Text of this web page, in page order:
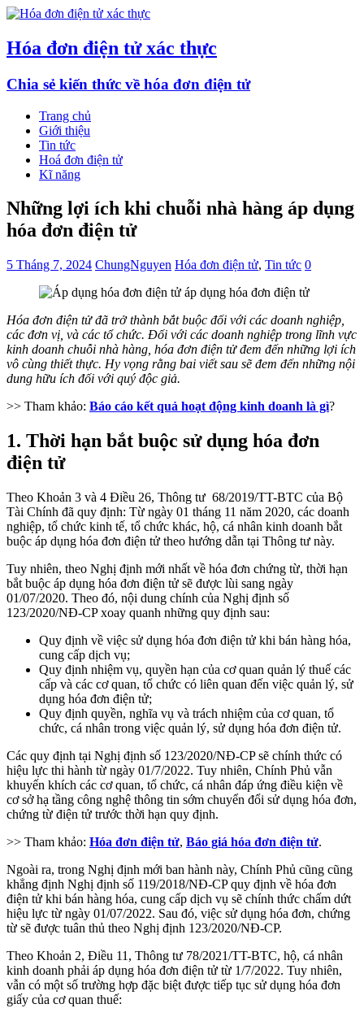
Hóa đơn điện tử xác thực
Chia sẻ kiến thức về hóa đơn điện tử
Trang chủ
Giới thiệu
Tin tức
Hoá đơn điện tử
Kĩ năng
Những lợi ích khi chuỗi nhà hàng áp dụng
hóa đơn điện tử
5 Tháng 7, 2024 ChungNguyen Hóa đơn điện tử, Tin tức 0
Hóa đơn điện tử đã trở thành bắt buộc đối với các doanh nghiệp,
các đơn vị, và các tổ chức. Đối với các doanh nghiệp trong lĩnh vực
kinh doanh chuỗi nhà hàng, hóa đơn điện tử đem đến những lợi ích
vô cùng thiết thực. Hy vọng rằng bai viết sau sẽ đem đến những nội
dung hữu ích đối với quý độc giả.
>> Tham khảo: Báo cáo kết quả hoạt động kinh doanh là gì?
1. Thời hạn bắt buộc sử dụng hóa đơn
điện tử
Theo Khoản 3 và 4 Điều 26, Thông tư 68/2019/TT-BTC của Bộ
Tài Chính đã quy định: Từ ngày 01 tháng 11 năm 2020, các doanh
nghiệp, tổ chức kinh tế, tổ chức khác, hộ, cá nhân kinh doanh bắt
buộc áp dụng hóa đơn điện tử theo hướng dẫn tại Thông tư này.
Tuy nhiên, theo Nghị định mới nhất về hóa đơn chứng từ, thời hạn
bắt buộc áp dụng hóa đơn điện tử sẽ được lùi sang ngày
01/07/2020. Theo đó, nội dung chính của Nghị định số
123/2020/NĐ-CP xoay quanh những quy định sau:
Quy định về việc sử dụng hóa đơn điện tử khi bán hàng hóa,
cung cấp dịch vụ;
Quy định nhiệm vụ, quyền hạn của cơ quan quản lý thuế các
cấp và các cơ quan, tổ chức có liên quan đến việc quản lý, sử
dụng hóa đơn điện tử;
Quy định quyền, nghĩa vụ và trách nhiệm của cơ quan, tổ
chức, cá nhân trong việc quản lý, sử dụng hóa đơn điện tử.
Các quy định tại Nghị định số 123/2020/NĐ-CP sẽ chính thức có
hiệu lực thi hành từ ngày 01/7/2022. Tuy nhiên, Chính Phủ vẫn
khuyến khích các cơ quan, tổ chức, cá nhân đáp ứng điều kiện về
cơ sở hạ tầng công nghệ thông tin sớm chuyển đổi sử dụng hóa đơn,
chứng từ điện tử trước thời hạn quy định.
>> Tham khảo: Hóa đơn điện tử, Báo giá hóa đơn điện tử.
Ngoài ra, trong Nghị định mới ban hành này, Chính Phủ cũng cũng
khẳng định Nghị định số 119/2018/NĐ-CP quy định về hóa đơn
điện tử khi bán hàng hóa, cung cấp dịch vụ sẽ chính thức chấm dứt
hiệu lực từ ngày 01/07/2022. Sau đó, việc sử dụng hóa đơn, chứng
từ sẽ được tuân thủ theo Nghị định 123/2020/NĐ-CP.
Theo Khoản 2, Điều 11, Thông tư 78/2021/TT-BTC, hộ, cá nhân
kinh doanh phải áp dụng hóa đơn điện tử từ 1/7/2022. Tuy nhiên,
vẫn có một số trường hợp đặc biệt được tiếp tục sử dụng hóa đơn
giấy của cơ quan thuế: